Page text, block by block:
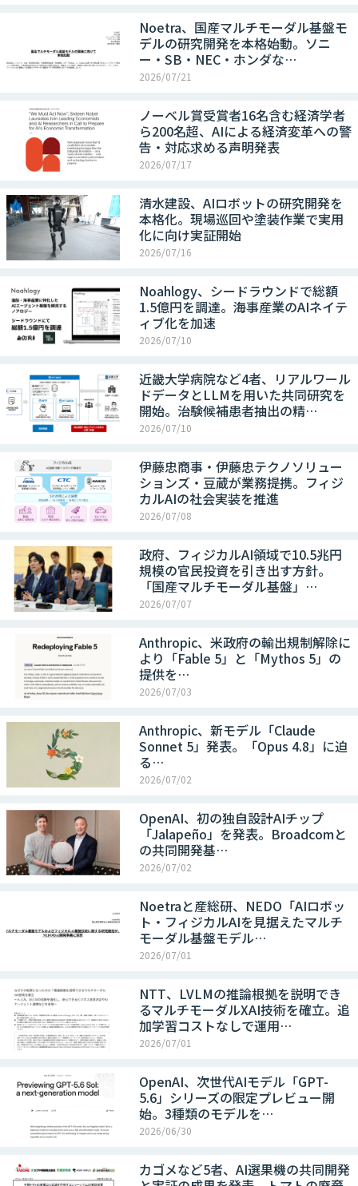
Noetra、国産マルチモーダル基盤モ
デルの研究開発を本格始動。ソニ
ー・SB・NEC・ホンダな…
2026/07/21
ノーベル賞受賞者16名含む経済学者
ら200名超、AIによる経済変革への警
告・対応求める声明発表
2026/07/17
清水建設、AIロボットの研究開発を
本格化。現場巡回や塗装作業で実用
化に向け実証開始
2026/07/16
Noahlogy、シードラウンドで総額
1.5億円を調達。海事産業のAIネイテ
ィブ化を加速
2026/07/10
近畿大学病院など4者、リアルワール
ドデータとLLMを用いた共同研究を
開始。治験候補患者抽出の精…
2026/07/10
伊藤忠商事・伊藤忠テクノソリュー
ションズ・豆蔵が業務提携。フィジ
カルAIの社会実装を推進
2026/07/08
政府、フィジカルAI領域で10.5兆円
規模の官民投資を引き出す方針。
「国産マルチモーダル基盤」…
2026/07/07
Anthropic、米政府の輸出規制解除に
より「Fable 5」と「Mythos 5」の
提供を…
2026/07/03
Anthropic、新モデル「Claude
Sonnet 5」発表。「Opus 4.8」に迫
る…
2026/07/02
OpenAI、初の独自設計AIチップ
「Jalapeño」を発表。Broadcomと
の共同開発基…
2026/07/02
Noetraと産総研、NEDO「AIロボッ
ト・フィジカルAIを見据えたマルチ
モーダル基盤モデル…
2026/07/01
NTT、LVLMの推論根拠を説明でき
るマルチモーダルXAI技術を確立。追
加学習コストなしで運用…
2026/07/01
OpenAI、次世代AIモデル「GPT-
5.6」シリーズの限定プレビュー開
始。3種類のモデルを…
2026/06/30
カゴメなど5者、AI選果機の共同開発